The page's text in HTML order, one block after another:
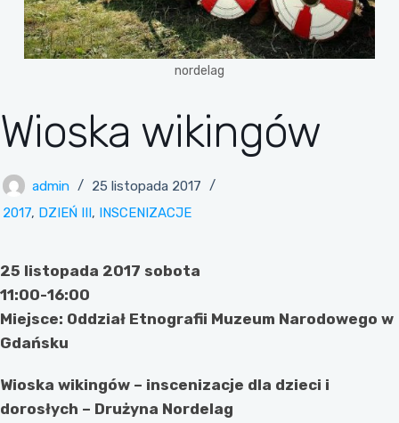
nordelag
Wioska wikingów
admin
25 listopada 2017
2017, DZIEŃ III, INSCENIZACJE
25 listopada 2017 sobota
11:00-16:00
Miejsce: Oddział Etnografii Muzeum Narodowego w
Gdańsku
Wioska wikingów – inscenizacje dla dzieci i
dorosłych – Drużyna Nordelag